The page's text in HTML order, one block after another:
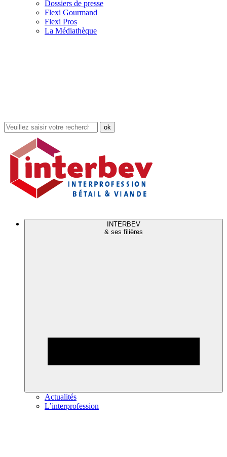
Dossiers de presse
Flexi Gourmand
Flexi Pros
La Médiathèque
Rechercher
dans
site
INTERBEV
& ses filières
Actualités
L’interprofession